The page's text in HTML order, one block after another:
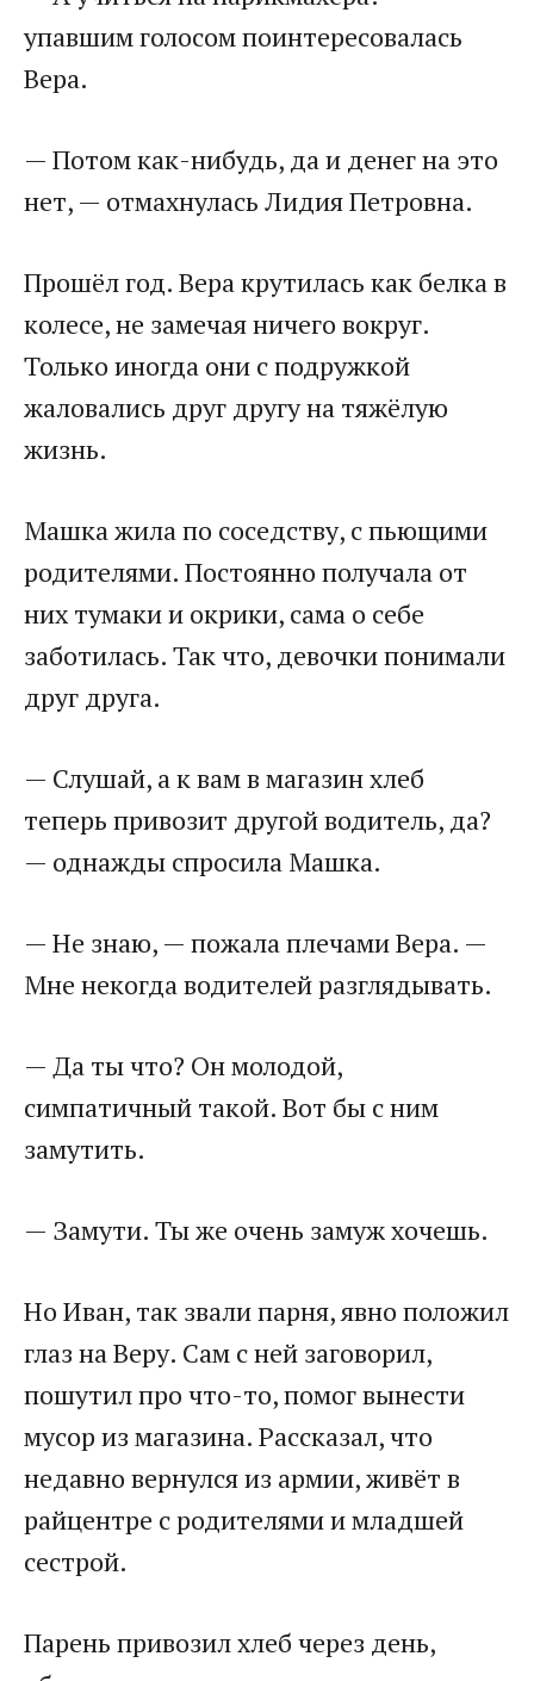
упавшим голосом поинтересовалась
Вера.​
​— Потом как-нибудь, да и денег на это
нет, — отмахнулась Лидия Петровна.​
​Прошёл год. Вера крутилась как белка в
колесе, не замечая ничего вокруг.
Только иногда они с подружкой
жаловались друг другу на тяжёлую
жизнь.​
​Машка жила по соседству, с пьющими
родителями. Постоянно получала от
них тумаки и окрики, сама о себе
заботилась. Так что, девочки понимали
друг друга.​
​— Слушай, а к вам в магазин хлеб
теперь привозит другой водитель, да?
— однажды спросила Машка.​
​— Не знаю, — пожала плечами Вера. —
Мне некогда водителей разглядывать.​
​— Да ты что? Он молодой,
симпатичный такой. Вот бы с ним
замутить.​
​— Замути. Ты же очень замуж хочешь.​
​Но Иван, так звали парня, явно положил
глаз на Веру. Сам с ней заговорил,
пошутил про что-то, помог вынести
мусор из магазина. Рассказал, что
недавно вернулся из армии, живёт в
райцентре с родителями и младшей
сестрой.​
​Парень привозил хлеб через день,